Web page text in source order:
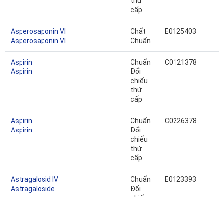
cấp
Asperosaponin VI
Asperosaponin VI
Chất
Chuẩn
E0125403
Aspirin
Aspirin
Chuẩn
Đối
chiếu
thứ
cấp
C0121378
Aspirin
Aspirin
Chuẩn
Đối
chiếu
thứ
cấp
C0226378
Astragalosid IV
Astragaloside
Chuẩn
Đối
E0123393